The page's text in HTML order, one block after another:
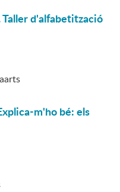
Taller d'alfabetització
m'ho bé: els